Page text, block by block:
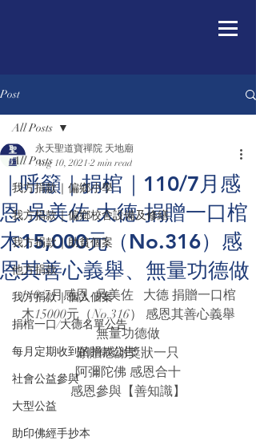
Post
All Posts
我方捐款｜偏鄉小學
我方捐款｜偏鄉校舍設備及修繕
我方捐款｜助貧個案
他方捐款
我方捐款｜個人個案
捐棺一口/大德名單公告
每月定期收到的捐款公告
社會公益參與
大型公益
助印佛經手抄本
All Posts
｜呼籲｜捐棺｜110/7月感
恩 吳美佐 大德 捐贈一口棺
木15,000元（No.316）感
恩其善心義舉、無量功德做
永天聖道寶禪院 天地廟
Aug 10, 2021 2 min read
110/7月感恩 吳美佐
大德 捐贈一口棺
木15000元（No.316） 感恩其善心義舉
無量功德做
頒贈感謝獎狀一只
阿彌陀佛 感恩合十
感恩參與【善知識】